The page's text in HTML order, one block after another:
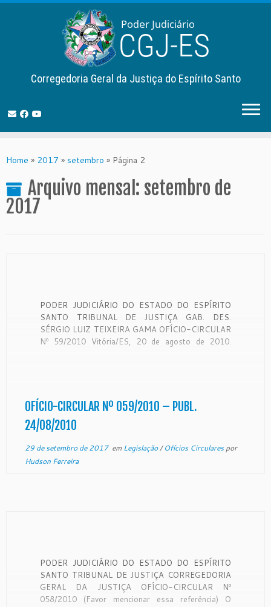
to
Corregedoria Geral da Justiça do Espírito Santo
Home » 2017 » setembro » Página 2
Arquivo mensal: setembro de
2017
PODER JUDICIÁRIO DO ESTADO DO ESPÍRITO
SANTO TRIBUNAL DE JUSTIÇA GAB. DES.
SÉRGIO LUIZ TEIXEIRA GAMA OFÍCIO-CIRCULAR
Nº 59/2010 Vitória/ES, 20 de agosto de 2010.
OFÍCIO-CIRCULAR Nº 059/2010 – PUBL.
24/08/2010
29 de setembro de 2017em Legislação/Ofícios Circularespor
Hudson Ferreira
PODER JUDICIÁRIO DO ESTADO DO ESPÍRITO
SANTO TRIBUNAL DE JUSTIÇA CORREGEDORIA
GERAL DA JUSTIÇA OFÍCIO-CIRCULAR Nº
058/2010 (Favor mencionar essa referência) O